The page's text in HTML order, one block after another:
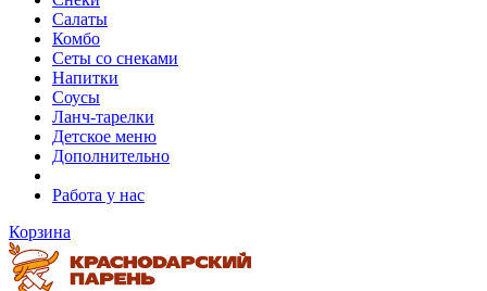
Салаты
Комбо
Сеты со снеками
Напитки
Соусы
Ланч-тарелки
Детское меню
Дополнительно
Работа у нас
Корзина